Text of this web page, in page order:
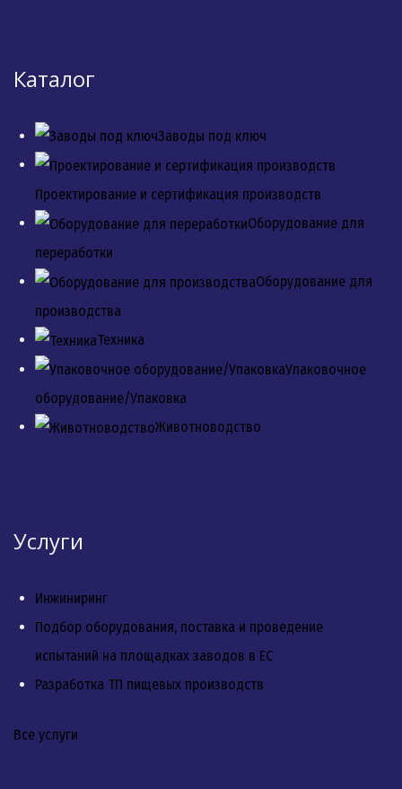
Каталог
Заводы под ключ
Проектирование и сертификация производств
Оборудование для
переработки
Оборудование для
производства
Техника
Упаковочное
оборудование/Упаковка
Животноводство
Услуги
Инжиниринг
Подбор оборудования, поставка и проведение
испытаний на площадках заводов в ЕС
Разработка ТП пищевых производств
Все услуги